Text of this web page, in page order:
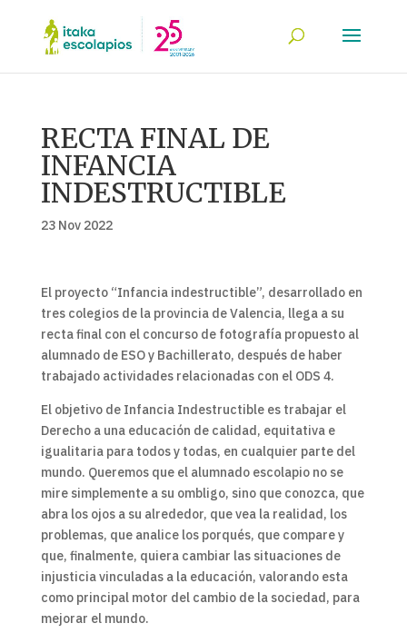
RECTA FINAL DE
INFANCIA
INDESTRUCTIBLE
23 Nov 2022
El proyecto “Infancia indestructible”, desarrollado en
tres colegios de la provincia de Valencia, llega a su
recta final con el concurso de fotografía propuesto al
alumnado de ESO y Bachillerato, después de haber
trabajado actividades relacionadas con el ODS 4.
El objetivo de Infancia Indestructible es trabajar el
Derecho a una educación de calidad, equitativa e
igualitaria para todos y todas, en cualquier parte del
mundo. Queremos que el alumnado escolapio no se
mire simplemente a su ombligo, sino que conozca, que
abra los ojos a su alrededor, que vea la realidad, los
problemas, que analice los porqués, que compare y
que, finalmente, quiera cambiar las situaciones de
injusticia vinculadas a la educación, valorando esta
como principal motor del cambio de la sociedad, para
mejorar el mundo.